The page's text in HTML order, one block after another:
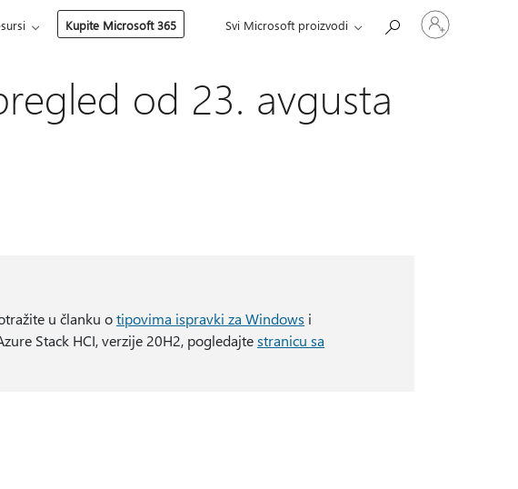
Kupite Microsoft 365 Svi Microsoft proizvodi
Prijavite
se
od 23. avgusta
u članku otipovima ispravki za Windows i
Stack HCI, verzije 20H2, pogledajtestranicu sa